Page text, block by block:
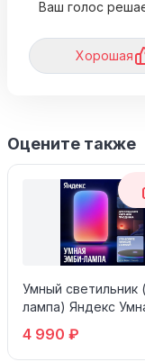
Ваш голос
Хорошая
Оцените также
Умный светильник
лампа) Яндекс
4 990 ₽